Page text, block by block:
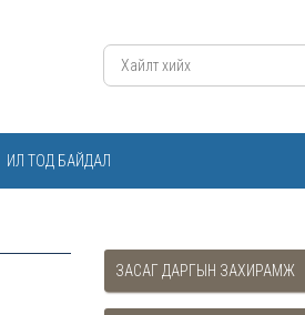
ИЛ ТОД БАЙДАЛ
ЗАСАГ ДАРГЫН ЗАХИРАМЖ